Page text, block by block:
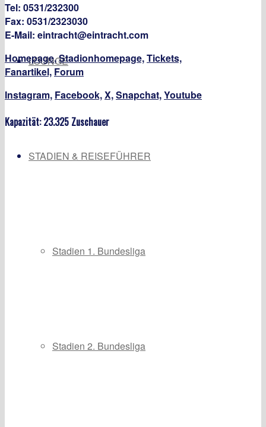
LOUNGE
STADIEN & REISEFÜHRER
Stadien 1. Bundesliga
Stadien 2. Bundesliga
Tel: 0531/232300
Fax: 0531/2323030
E-Mail: eintracht@eintracht.com
Homepage,Stadionhomepage,Tickets,
Fanartikel, Forum
Instagram, Facebook,X,Snapchat,Youtube
Kapazität: 23.325 Zuschauer